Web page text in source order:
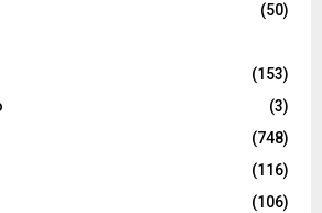
(50)
(153)
(3)
(748)
(116)
(106)